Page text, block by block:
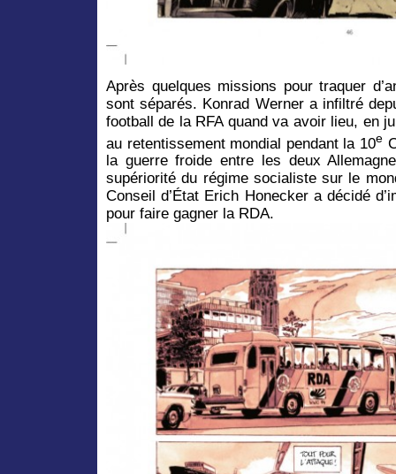
Après quelques missions pour traquer
sont séparés. Konrad Werner a infiltré
football de la RFA quand va avoir lieu, en
au retentissement mondial pendant la 10e
la guerre froide entre les deux
supériorité du régime socialiste sur le
Conseil d’État Erich Honecker a décidé
pour faire gagner la RDA.